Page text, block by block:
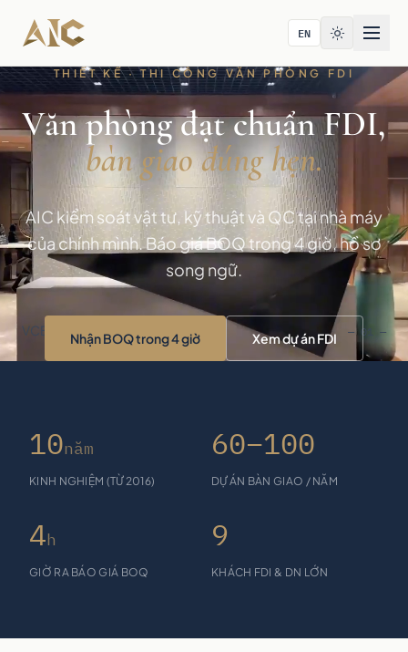
Bỏ qua tới nội dung
EN
THIẾT KẾ · THI CÔNG VĂN PHÒNG FDI
Văn phòng đạt chuẩn FDI,
bàn giao đúng hẹn.
AIC kiểm soát vật tư, kỹ thuật và QC tại nhà máy
của chính mình. Báo giá BOQ trong 4 giờ, hồ sơ
song ngữ.
Nhận BOQ trong 4 giờ Xem dự án FDI
VCBS · Tòa nhà Bitexco · TP.HCM — 01 —
10năm
KINH NGHIỆM (TỪ 2016)
60–100
DỰ ÁN BÀN GIAO / NĂM
4h
GIỜ RA BÁO GIÁ BOQ
9
KHÁCH FDI & DN LỚN